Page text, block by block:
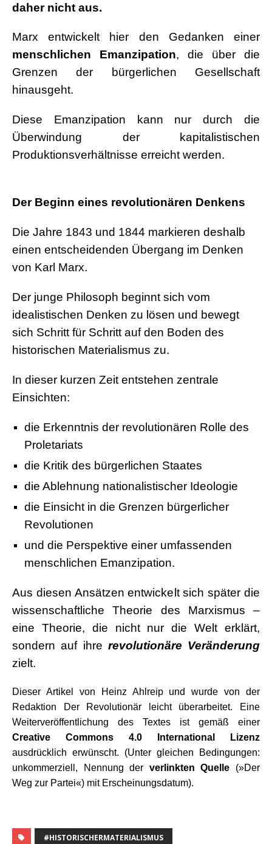
daher nicht aus.
Marx entwickelt hier den Gedanken einer
menschlichen Emanzipation, die über die
Grenzen der bürgerlichen Gesellschaft
hinausgeht.
Diese Emanzipation kann nur durch die
Überwindung der kapitalistischen
Produktionsverhältnisse erreicht werden.
Der Beginn eines revolutionären Denkens
Die Jahre 1843 und 1844 markieren deshalb
einen entscheidenden Übergang im Denken
von Karl Marx.
Der junge Philosoph beginnt sich vom
idealistischen Denken zu lösen und bewegt
sich Schritt für Schritt auf den Boden des
historischen Materialismus zu.
In dieser kurzen Zeit entstehen zentrale
Einsichten:
die Erkenntnis der revolutionären Rolle des
Proletariats
die Kritik des bürgerlichen Staates
die Ablehnung nationalistischer Ideologie
die Einsicht in die Grenzen bürgerlicher
Revolutionen
und die Perspektive einer umfassenden
menschlichen Emanzipation.
Aus diesen Ansätzen entwickelt sich später die
wissenschaftliche Theorie des Marxismus –
eine Theorie, die nicht nur die Welt erklärt,
sondern auf ihre revolutionäre Veränderung
zielt.
Dieser Artikel von Heinz Ahlreip und wurde von der
Redaktion Der Revolutionär leicht überarbeitet. Eine
Weiterveröffentlichung des Textes ist gemäß einer
Creative Commons 4.0 International Lizenz
ausdrücklich erwünscht. (Unter gleichen Bedingungen:
unkommerziell, Nennung der verlinkten Quelle (»Der
Weg zur Partei«) mit Erscheinungsdatum).
#HISTORISCHERMATERIALISMUS